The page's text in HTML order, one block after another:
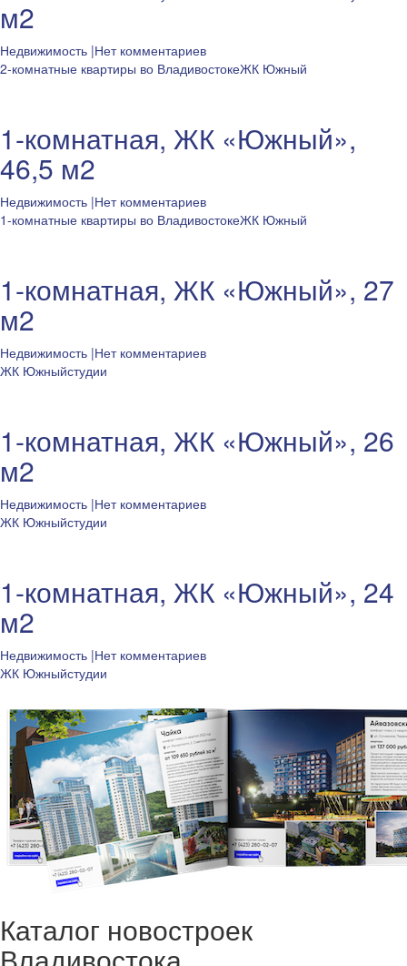
м2
Недвижимость |Нет комментариев
2-комнатные квартиры во ВладивостокеЖК Южный
1-комнатная, ЖК «Южный»,
46,5 м2
Недвижимость |Нет комментариев
1-комнатные квартиры во ВладивостокеЖК Южный
1-комнатная, ЖК «Южный», 27
м2
Недвижимость |Нет комментариев
ЖК Южныйстудии
1-комнатная, ЖК «Южный», 26
м2
Недвижимость |Нет комментариев
ЖК Южныйстудии
1-комнатная, ЖК «Южный», 24
м2
Недвижимость |Нет комментариев
ЖК Южныйстудии
Каталог новостроек